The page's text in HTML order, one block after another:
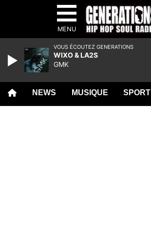
MENU
NEWS MUSIQUE SPORT
VOUS ÉCOUTEZ GENERATIONS
WIXO & LA2S
GMK